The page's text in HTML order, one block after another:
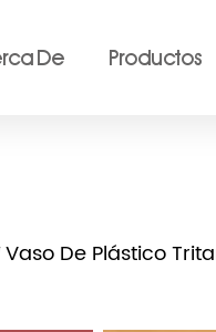
De Productos
Vaso De Plástico